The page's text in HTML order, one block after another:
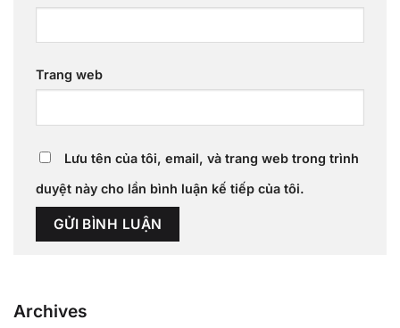
Trang web
Lưu tên của tôi, email, và trang web trong trình
duyệt này cho lần bình luận kế tiếp của tôi.
Archives